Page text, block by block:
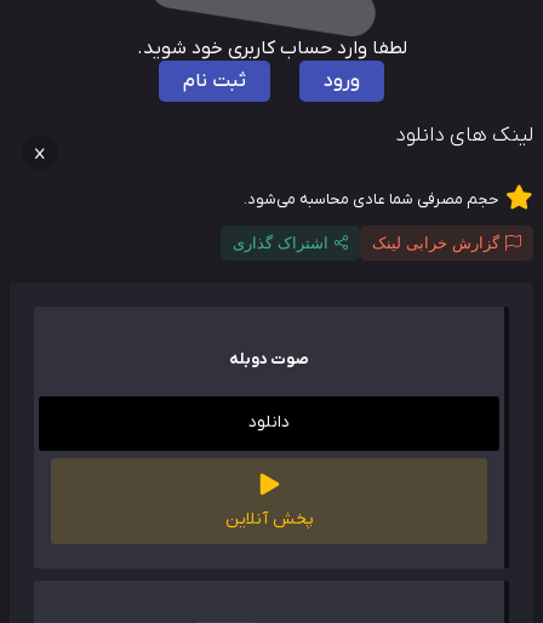
لطفا وارد حساب کاربری خود شوید.
ورود
ثبت نام
های دانلود
حجم مصرفی شما عادی محاسبه می‌شود.
گزارش خرابی لینک اشتراک گذاری
صوت دوبله
دانلود
پخش آنلاین